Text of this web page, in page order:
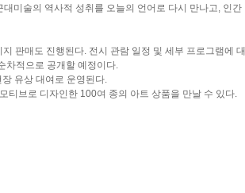
미술의 역사적 성취를 오늘의 언어로 다시 만나고, 인간
판매도 진행된다. 전시 관람 일정 및 세부 프로그램에 대
차적으로 공개할 예정이다.
유상 대여로 운영된다.
티브로 디자인한 100여 종의 아트 상품을 만날 수 있다.